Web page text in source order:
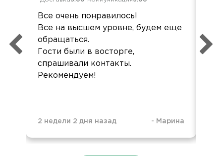
Все очень понравилось!
Все на высшем уровне, будем еще
обращаться.
Гости были в восторге,
спрашивали контакты.
Рекомендуем!
2 недели 2 дня назад - Марина